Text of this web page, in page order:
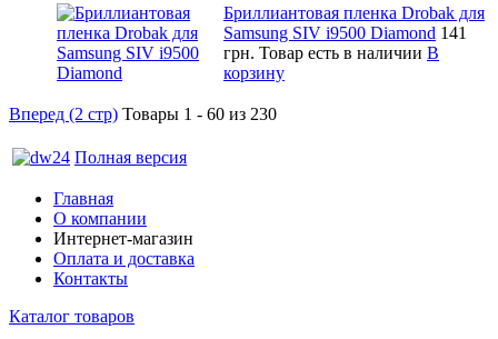
Бриллиантовая пленка Drobak для
Samsung SIV i9500 Diamond 141
грн. Товар есть в наличии В
корзину
Вперед (2 стр) Товары 1 - 60 из 230
Полная версия
Главная
О компании
Интернет-магазин
Оплата и доставка
Контакты
Каталог товаров